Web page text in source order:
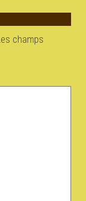
champs